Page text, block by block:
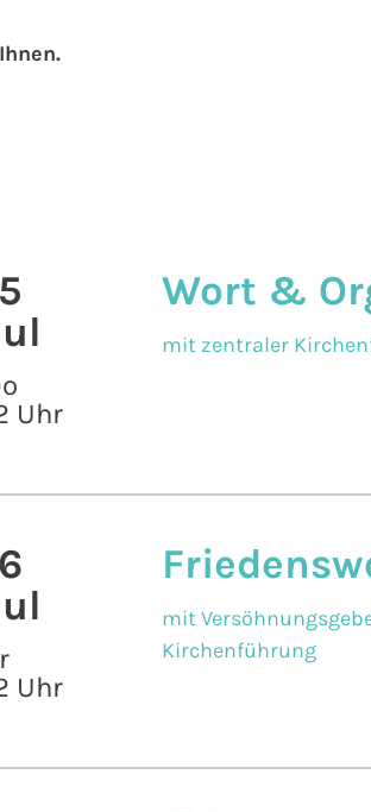
Uhr
Wort &
mit zentraler
Uhr
mit
Kirchenführung